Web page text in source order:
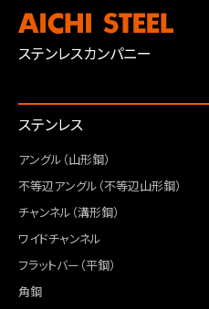
ステンレスカンパニー
ステンレス
アングル（山形鋼）
不等辺アングル（不等辺山形鋼）
チャンネル（溝形鋼）
ワイドチャンネル
フラットバー（平鋼）
角鋼